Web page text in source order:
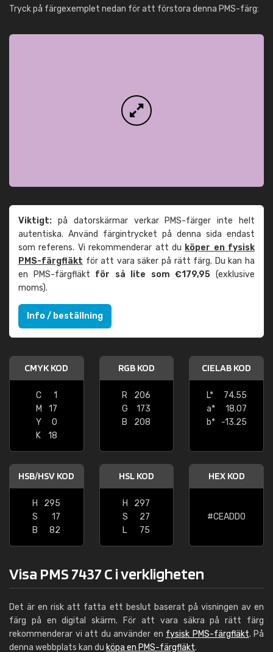
Tryck på färgexemplet nedan för att förstora denna PMS-färg:
Viktigt: på datorskärmar verkar PMS-färger inte helt
autentiska. Använd färgintrycket på denna sida endast
som referens. Vi rekommenderar att du köper en fysisk
PMS-färgfläkt för att vara säker på rätt färg. Du kan ha
en PMS-färgfläkt för så lite som €179,95 (exklusive
moms).
Info / beställning
CMYK KOD
C
1
M
17
Y
0
K
18
RGB KOD
R
206
G
173
B
208
CIELAB KOD
L*
74.55
a*
18.07
b*
-13.25
HSB/HSV KOD
H
295
S
17
B
82
HSL KOD
H
297
S
27
L
75
HEX KOD
#CEADD0
Visa PMS 7437 C i verkligheten
Det är en risk att fatta ett beslut baserat på visningen av en
färg på en digital skärm. För att vara säkra på rätt färg
rekommenderar vi att du använder en fysisk PMS-färgfläkt. På
denna webbplats kan du köpa en PMS-färgfläkt.